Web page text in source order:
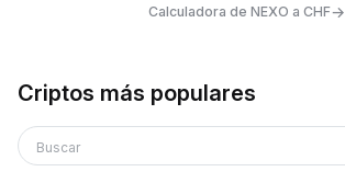
Calculadora de NEXO a CHF→
Criptos más populares
Buscar